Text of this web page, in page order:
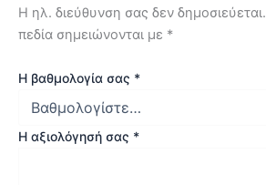
Η ηλ. διεύθυνση σας δεν δημοσιεύεται.
πεδία σημειώνονται με *
Η βαθμολογία σας *
Η αξιολόγησή σας *